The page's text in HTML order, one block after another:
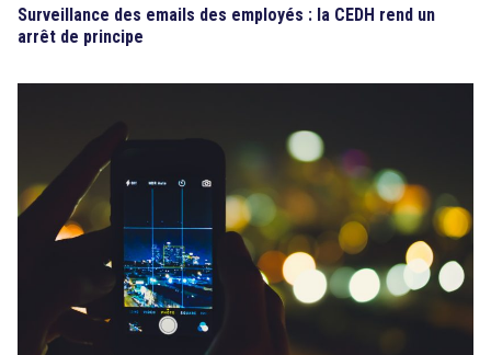
Surveillance des emails des employés : la CEDH rend un
arrêt de principe